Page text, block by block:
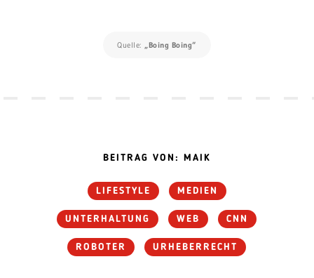
Quelle: „Boing Boing“
BEITRAG VON: MAIK
LIFESTYLE MEDIEN
UNTERHALTUNG WEB CNN
ROBOTER URHEBERRECHT